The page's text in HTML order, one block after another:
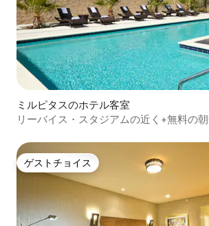
ミルピタスのホテル客室
リーバイス・スタジアムの近く+無料の
ゲストチョイス
ゲストチョイス